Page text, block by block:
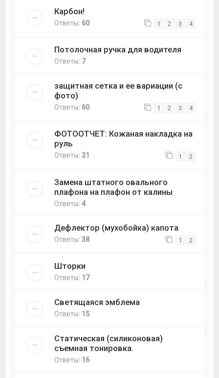
Карбон!
Ответы: 60 1 2 3 4
Потолочная ручка для водителя
Ответы: 7
защитная сетка и ее вариации (с
фото)
Ответы: 60 1 2 3 4
ФОТООТЧЕТ: Кожаная накладка на
руль
Ответы: 21 1 2
Замена штатного овального
плафона на плафон от калины
Ответы:4
Дефлектор (мухобойка) капота
Ответы:38 1 2
Шторки
Ответы: 17
Светящаяся эмблема
Ответы: 15
Статическая (силиконовая)
съемная тонировка.
Ответы: 16